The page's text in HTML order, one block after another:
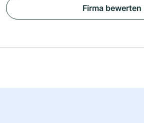
Firma bewerten